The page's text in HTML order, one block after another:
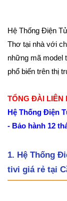
Hệ Thống Điện
Thơ tại nhà với
những mã model
phổ biến trên thị
TỔNG ĐÀI LIÊN
Hệ Thống Điện
- Bảo hành 12
1. Hệ Thống
tivi giá rẻ tại